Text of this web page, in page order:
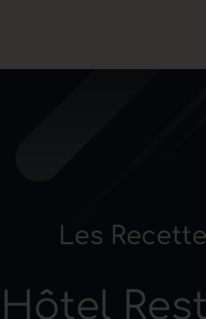
Les